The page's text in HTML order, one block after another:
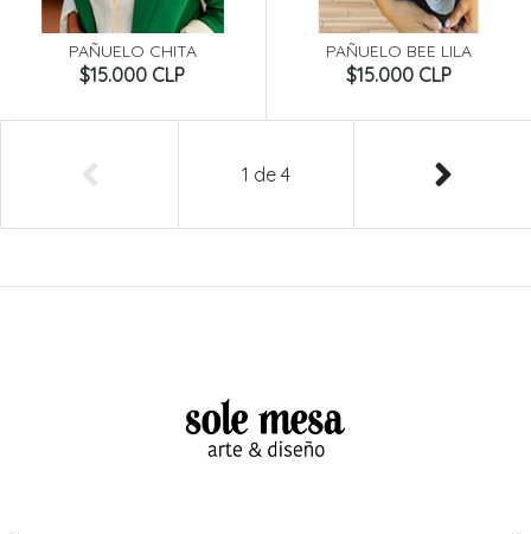
PAÑUELO CHITA
$15.000 CLP
PAÑUELO BEE LILA
$15.000 CLP
1 de 4